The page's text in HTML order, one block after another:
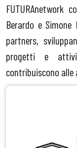
FUTURAnetwork
Berardo e
partners,
progetti e
contribuiscono